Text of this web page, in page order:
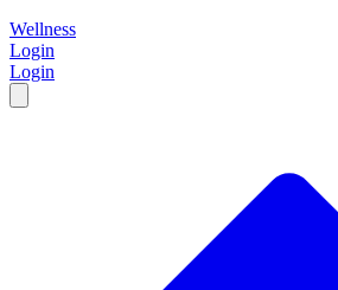
Wellness
Login
Login